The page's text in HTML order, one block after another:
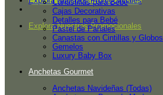
Explora Nuestros Promocionales
Canastillas para Bebé
Cajas Decorativas
Detalles para Bebé
Pastel de Pañales
Canastas con Cintillas y Globos
Gemelos
Luxury Baby Box
Anchetas Gourmet
Anchetas Navideñas (Todas)